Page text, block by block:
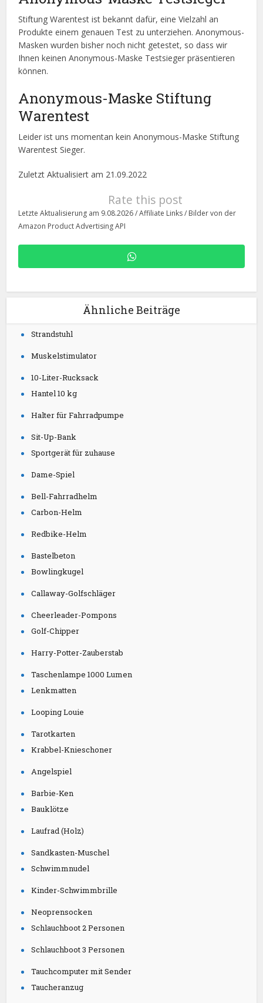
Stiftung Warentest ist bekannt dafür, eine Vielzahl an
Produkte einem genauen Test zu unterziehen. Anonymous-
Masken wurden bisher noch nicht getestet, so dass wir
Ihnen keinen Anonymous-Maske Testsieger präsentieren
können.
Anonymous-Maske Stiftung
Warentest
Leider ist uns momentan kein Anonymous-Maske Stiftung
Warentest Sieger.
Zuletzt Aktualisiert am 21.09.2022
Rate this post
Letzte Aktualisierung am 9.08.2026 / Affiliate Links / Bilder von der
Amazon Product Advertising API
Ähnliche Beiträge
Strandstuhl
Muskelstimulator
10-Liter-Rucksack
Hantel 10 kg
Halter für Fahrradpumpe
Sit-Up-Bank
Sportgerät für zuhause
Dame-Spiel
Bell-Fahrradhelm
Carbon-Helm
Redbike-Helm
Bastelbeton
Bowlingkugel
Callaway-Golfschläger
Cheerleader-Pompons
Golf-Chipper
Harry-Potter-Zauberstab
Taschenlampe 1000 Lumen
Lenkmatten
Looping Louie
Tarotkarten
Krabbel-Knieschoner
Angelspiel
Barbie-Ken
Bauklötze
Laufrad (Holz)
Sandkasten-Muschel
Schwimmnudel
Kinder-Schwimmbrille
Neoprensocken
Schlauchboot 2 Personen
Schlauchboot 3 Personen
Tauchcomputer mit Sender
Taucheranzug